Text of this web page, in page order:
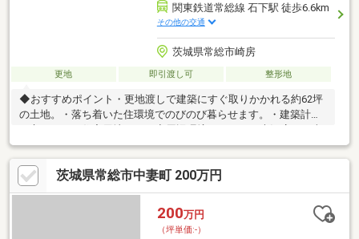
関東鉄道常総線 石下駅 徒歩6.6km
その他の交通
茨城県常総市崎房
更地 即引渡し可 整形地
◆おすすめポイント・更地渡しで建築にすぐ取りかかれる約62坪
の土地。・落ち着いた住環境でのびのび暮らせます。・建築計画
を立てやすい住宅用地です。◆周辺環境・とりせん大沢店まで車
で約6分。・石下駅まで車で約6分。・飯沼小学校まで徒歩約34
分。◆ご案内現地のご見学を承ります。お気軽にご予約くださ
い。
茨城県常総市中妻町 200万円
200万円
（坪単価:-）